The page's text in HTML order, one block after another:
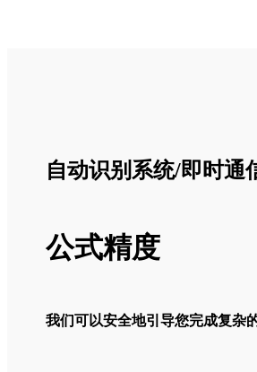
自动识别系统/即时通
公式精度
我们可以安全地引导您完成复杂